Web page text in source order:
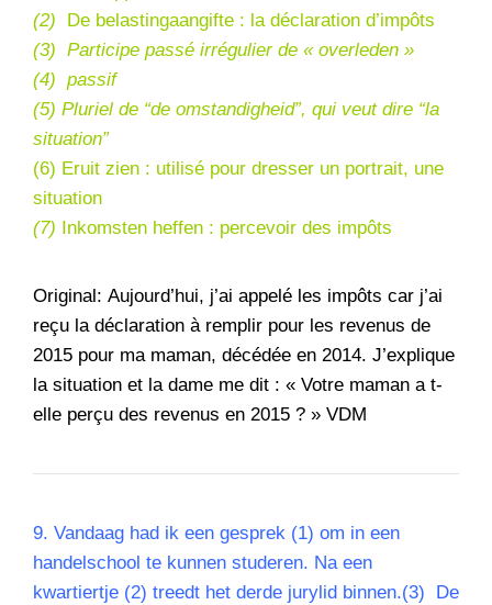
(2) De belastingaangifte : la déclaration d’impôts
(3) Participe passé irrégulier de « overleden »
(4) passif
(5) Pluriel de “de omstandigheid”, qui veut dire “la
situation”
(6) Eruit zien : utilisé pour dresser un portrait, une
situation
(7) Inkomsten heffen : percevoir des impôts
Original: Aujourd’hui, j’ai appelé les impôts car j’ai
reçu la déclaration à remplir pour les revenus de
2015 pour ma maman, décédée en 2014. J’explique
la situation et la dame me dit : « Votre maman a t-
elle perçu des revenus en 2015 ? » VDM
9. Vandaag had ik een gesprek (1) om in een
handelschool te kunnen studeren. Na een
kwartiertje (2) treedt het derde jurylid binnen.(3) De